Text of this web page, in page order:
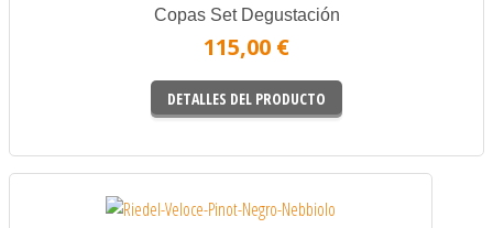
Copas Set Degustación
115,00 €
DETALLES DEL PRODUCTO